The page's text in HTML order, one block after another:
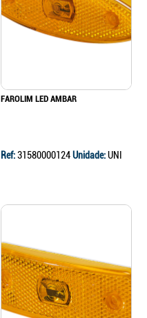
FAROLIM LED AMBAR
Ref:31580000124Unidade:UNI